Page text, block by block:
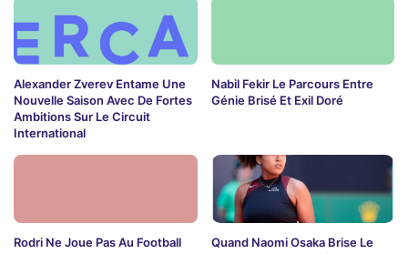
Alexander Zverev Entame Une
Nouvelle Saison Avec De Fortes
Ambitions Sur Le Circuit
International
Nabil Fekir Le Parcours Entre
Génie Brisé Et Exil Doré
Rodri Ne Joue Pas Au Football
Quand Naomi Osaka Brise Le